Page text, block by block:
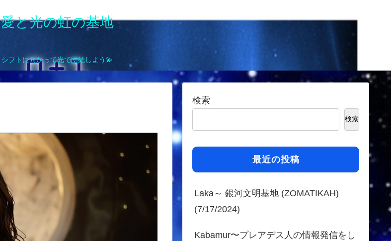
愛と光の虹の基地
シフトに向かって光で団結しよう💫
検索
検索
最近の投稿
Laka～ 銀河文明基地 (ZOMATIKAH)
(7/17/2024)
Kabamur〜プレアデス人の情報発信をし